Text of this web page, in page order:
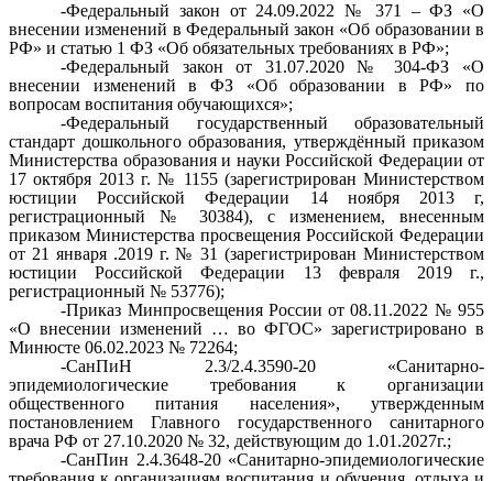
-Федеральный закон от 24.09.2022 № 371 – ФЗ «О
внесении изменений в Федеральный закон «Об образовании в
РФ» и статью 1 ФЗ «Об обязательных требованиях в РФ»;
-Федеральный закон от 31.07.2020 № 304-ФЗ «О
внесении изменений в ФЗ «Об образовании в РФ» по
вопросам воспитания обучающихся»;
-Федеральный государственный образовательный
стандарт дошкольного образования, утверждённый приказом
Министерства образования и науки Российской Федерации от
17 октября 2013 г. № 1155 (зарегистрирован Министерством
юстиции Российской Федерации 14 ноября 2013 г,
регистрационный № 30384), с изменением, внесенным
приказом Министерства просвещения Российской Федерации
от 21 января .2019 г. № 31 (зарегистрирован Министерством
юстиции Российской Федерации 13 февраля 2019 г.,
регистрационный № 53776);
-Приказ Минпросвещения России от 08.11.2022 № 955
«О внесении изменений … во ФГОС» зарегистрировано в
Минюсте 06.02.2023 № 72264;
-СанПиН 2.3/2.4.3590-20 «Санитарно-
эпидемиологические требования к организации
общественного питания населения», утвержденным
постановлением Главного государственного санитарного
врача РФ от 27.10.2020 № 32, действующим до 1.01.2027г.;
-СанПин 2.4.3648-20 «Санитарно-эпидемиологические